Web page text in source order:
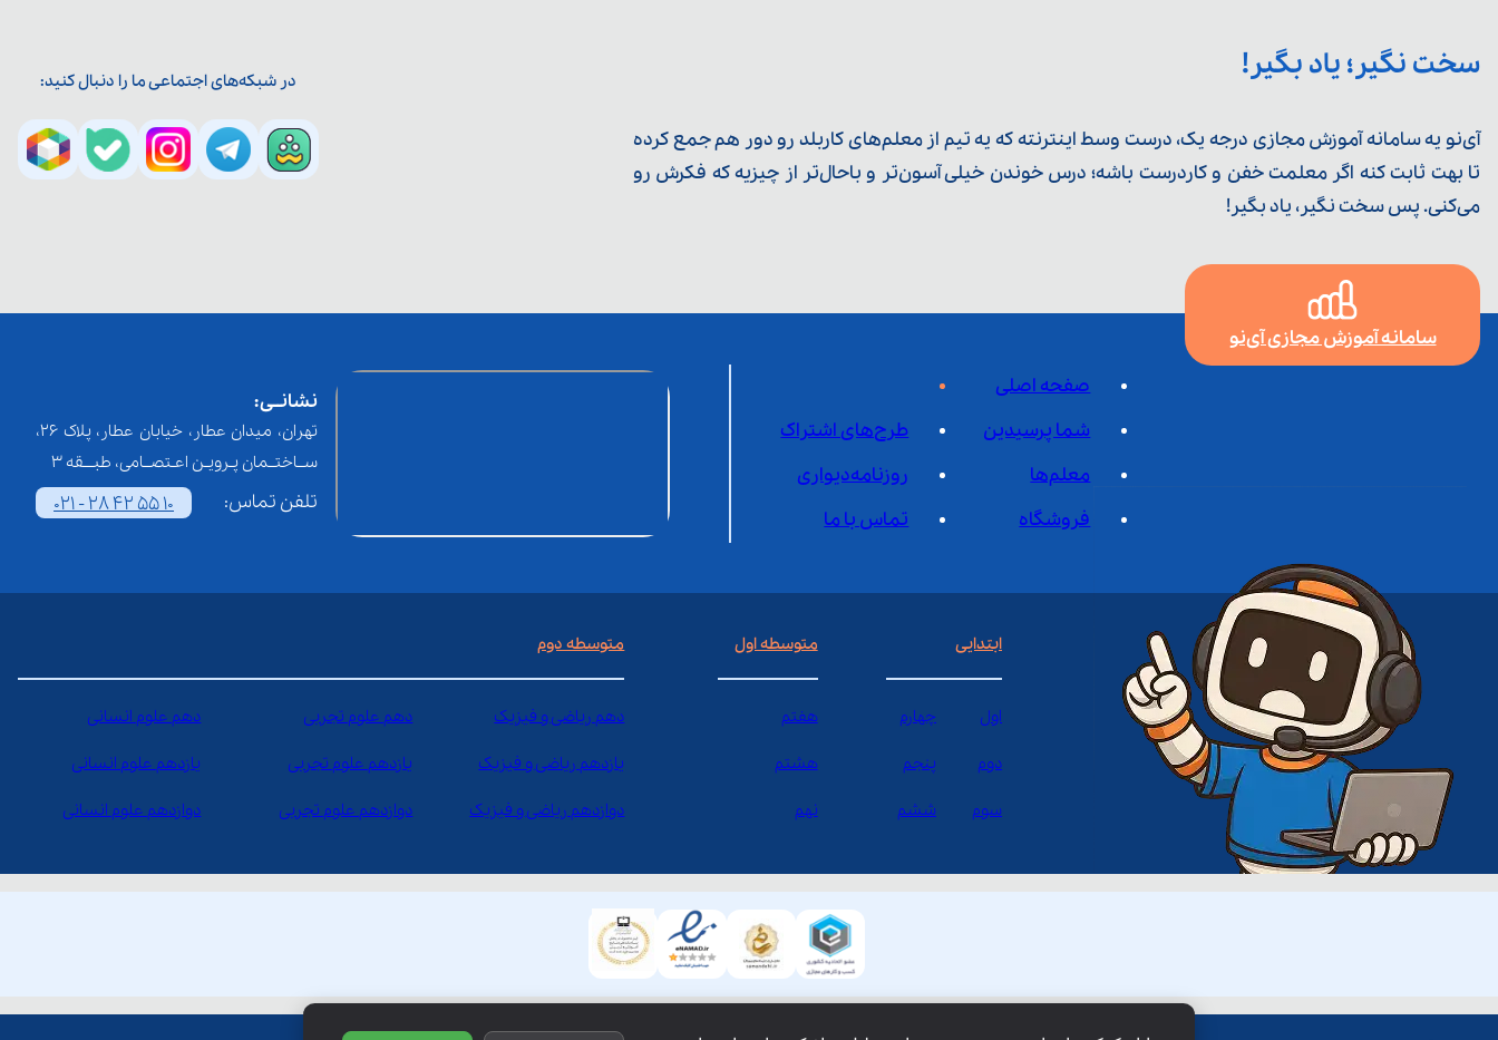
سخت نگیر؛ یاد بگیر!
آی‌نو یه سامانه آموزش مجازی درجه یک، درست وسط اینترنته که یه تیم از معلم‌‌های کاربلد رو دور هم جمع کرده
تا بهت ثابت کنه اگر معلمت خفن و کاردرست باشه؛ درس خوندن خیلی آسون‌تر و باحال‌تر از چیزیه که فکرش رو
می‌کنی. پس سخت نگیر، یاد بگیر!
در شبکه‌های اجتماعی ما را دنبال کنید:
سامانه آموزش مجازی آی‌نو
صفحه اصلی
شما پرسیدین
طرح‌های اشتراک
معلم‌ها
روزنامه‌دیواری
فروشگاه
تماس با ما
نشانــی:
تهران، میدان عطار، خیابان عطار، پلاک 26،
ســاختــمان پـرویـن اعـتصــامی، طبـــقه 3
تلفن تماس: 021 - 28 42 55 10
ابتدایی
اول چهارم
دوم پنجم
سوم ششم
متوسطه اول
هفتم
هشتم
نهم
متوسطه دوم
دهم ریاضی و فیزیک دهم علوم تجربی دهم علوم انسانی
یازدهم ریاضی و فیزیک یازدهم علوم تجربی یازدهم علوم انسانی
دوازدهم ریاضی و فیزیک دوازدهم علوم تجربی دوازدهم علوم انسانی